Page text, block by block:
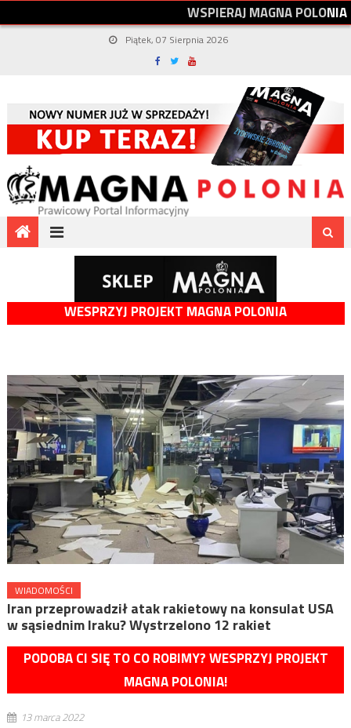
WSPIERAJMAGNAPOLONIA
Piątek, 07 Sierpnia 2026
WESPRZYJ PROJEKT MAGNA POLONIA
WIADOMOŚCI
Iran przeprowadził atak rakietowy na konsulat USA
w sąsiednim Iraku? Wystrzelono 12 rakiet
PODOBA CI SIĘ TO CO ROBIMY? WESPRZYJ PROJEKT
MAGNA POLONIA!
13 marca 2022